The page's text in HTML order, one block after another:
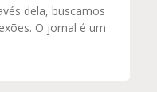
dela, buscamos
O jornal é um